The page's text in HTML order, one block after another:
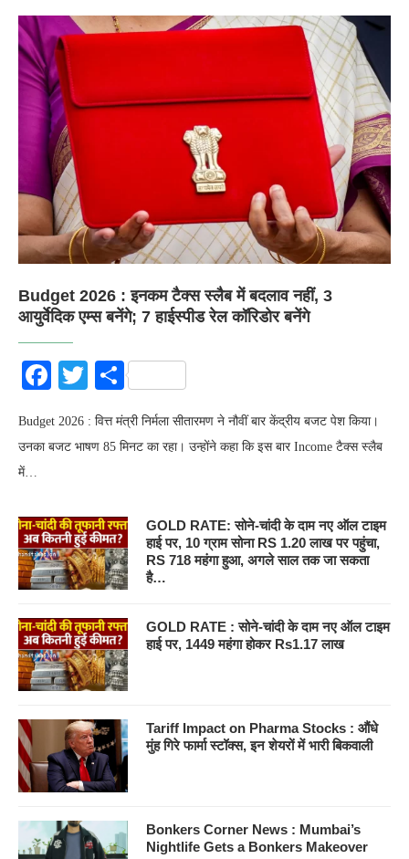
Budget 2026 : इनकम टैक्स स्लैब में बदलाव नहीं, 3
आयुर्वेदिक एम्स बनेंगे; 7 हाईस्पीड रेल कॉरिडोर बनेंगे
Facebook
Twitter
Share
Budget 2026 : वित्त मंत्री निर्मला सीतारमण ने नौवीं बार केंद्रीय बजट पेश किया।
उनका बजट भाषण 85 मिनट का रहा। उन्होंने कहा कि इस बार Income टैक्स स्लैब
में…
GOLD RATE: सोने-चांदी के दाम नए ऑल टाइम
हाई पर, 10 ग्राम सोना RS 1.20 लाख पर पहुंचा,
RS 718 महंगा हुआ, अगले साल तक जा सकता
है…
GOLD RATE : सोने-चांदी के दाम नए ऑल टाइम
हाई पर, 1449 महंगा होकर Rs1.17 लाख
Tariff Impact on Pharma Stocks : औंधे
मुंह गिरे फार्मा स्टॉक्स, इन शेयरों में भारी बिकवाली
Bonkers Corner News : Mumbai’s
Nightlife Gets a Bonkers Makeover